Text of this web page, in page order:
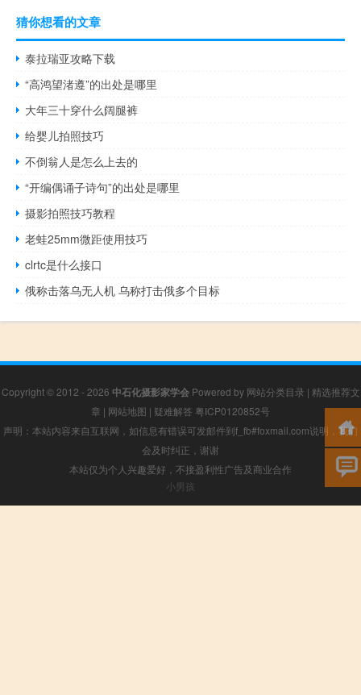
猜你想看的文章
泰拉瑞亚攻略下载
“高鸿望渚遵”的出处是哪里
大年三十穿什么阔腿裤
给婴儿拍照技巧
不倒翁人是怎么上去的
“开编偶诵子诗句”的出处是哪里
摄影拍照技巧教程
老蛙25mm微距使用技巧
clrtc是什么接口
俄称击落乌无人机 乌称打击俄多个目标
Copyright © 2012 - 2026 中石化摄影家学会Powered by 网站分类目录 | 精选推荐文
章 | 网站地图 | 疑难解答 粤ICP0120852号
声明：本站内容来自互联网，如信息有错误可发邮件到f_fb#foxmail.com说明，我们
会及时纠正，谢谢
本站仅为个人兴趣爱好，不接盈利性广告及商业合作
小男孩